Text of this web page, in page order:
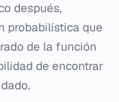
después,
probabilística que
de la función
de encontrar